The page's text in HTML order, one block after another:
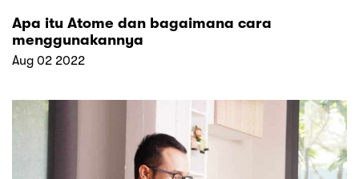
Apa itu Atome dan bagaimana cara
menggunakannya
Aug 02 2022